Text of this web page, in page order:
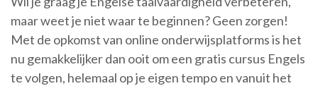
maar weet je niet waar te beginnen? Geen zorgen!
Met de opkomst van online onderwijsplatforms is het
nu gemakkelijker dan ooit om een gratis cursus Engels
te volgen, helemaal op je eigen tempo en vanuit het